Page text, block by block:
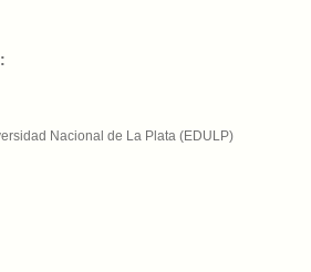
Nacional de La Plata (EDULP)